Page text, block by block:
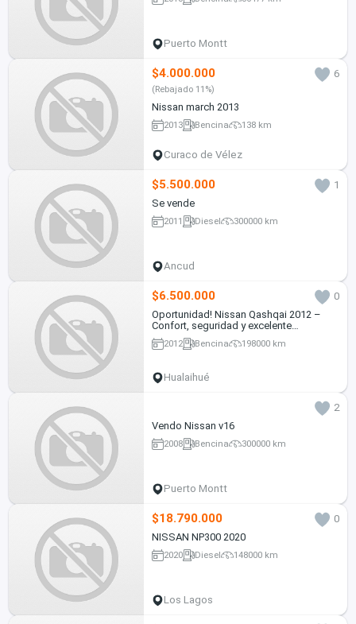
Puerto Montt
$4.000.000 6
(Rebajado 11%)
Nissan march 2013
2013 Bencina 138 km
Curaco de Vélez
$5.500.000
1
Se vende
2011 Diesel 300000 km
Ancud
$6.500.000
0
Oportunidad! Nissan Qashqai 2012 –
Confort, seguridad y excelente
rendimiento
2012 Bencina 198000 km
Hualaihué
2
Vendo Nissan v16
2008 Bencina 300000 km
Puerto Montt
$18.790.000
0
NISSAN NP300 2020
2020 Diesel 148000 km
Los Lagos